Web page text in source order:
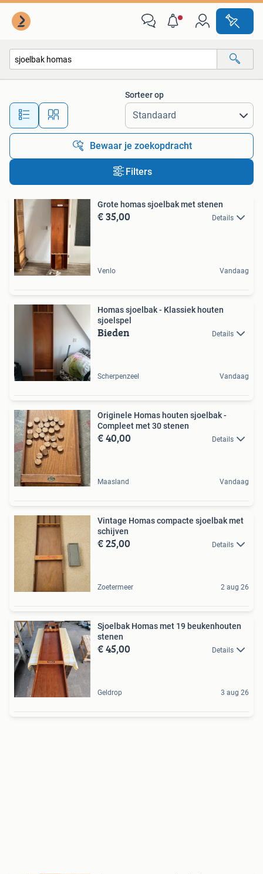
Alle afstanden…
Sorteer op
Bewaar je zoekopdracht
Filters
Grote homas sjoelbak met stenen
€ 35,00 Details
Venlo Vandaag
Homas sjoelbak - Klassiek houten
sjoelspel
Bieden Details
Scherpenzeel Vandaag
Originele Homas houten sjoelbak -
Compleet met 30 stenen
€ 40,00 Details
Maasland Vandaag
Vintage Homas compacte sjoelbak met
schijven
€ 25,00 Details
Zoetermeer 2 aug 26
Sjoelbak Homas met 19 beukenhouten
stenen
€ 45,00 Details
Geldrop 3 aug 26